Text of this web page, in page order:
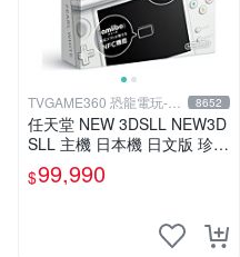
TVGAME360 恐龍電玩-台
中店
8652
任天堂 NEW 3DSLL NEW3D
SLL 主機 日本機 日文版 珍珠
白【台中恐龍電玩】
$99,990